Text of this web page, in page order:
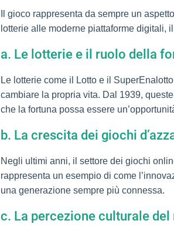
Il gioco rappresenta da sempre un
lotterie alle moderne piattaforme digitali,
a. Le lotterie e il ruolo della
Le lotterie come il Lotto e il
cambiare la propria vita. Dal 1939,
che la fortuna possa essere
b. La crescita dei giochi
Negli ultimi anni, il settore dei giochi
rappresenta un esempio di come
una generazione sempre più connessa.
c. La percezione culturale